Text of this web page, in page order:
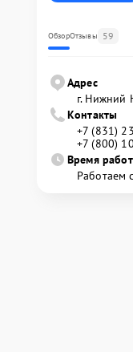
ОбзорОтзывы 59
Адрес
г. Нижний
Контакты
+7 (831)
+7 (800)
Время
Работаем